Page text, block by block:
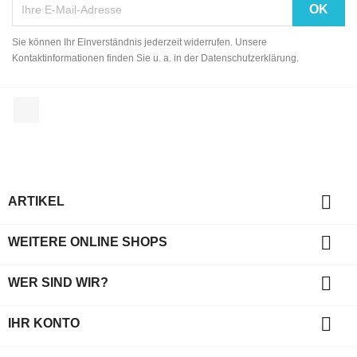
Sie können Ihr Einverständnis jederzeit widerrufen. Unsere
Kontaktinformationen finden Sie u. a. in der Datenschutzerklärung.
ARTIKEL 
WEITERE ONLINE SHOPS 
WER SIND WIR? 
IHR KONTO 